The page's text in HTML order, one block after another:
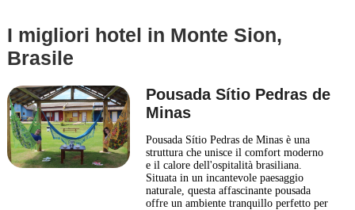
I migliori hotel in Monte Sion,
Brasile
Pousada Sítio Pedras de
Minas
Pousada Sítio Pedras de Minas è una
struttura che unisce il comfort moderno
e il calore dell'ospitalità brasiliana.
Situata in un incantevole paesaggio
naturale, questa affascinante pousada
offre un ambiente tranquillo perfetto per